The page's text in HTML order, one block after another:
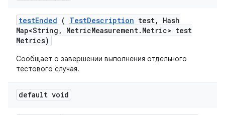
testEnded ( TestDescription test,
Hash
Map<String , MetricMeasurement. Metric> test
Metrics)
Сообщает о завершении выполнения отдельного
тестового случая.
default void